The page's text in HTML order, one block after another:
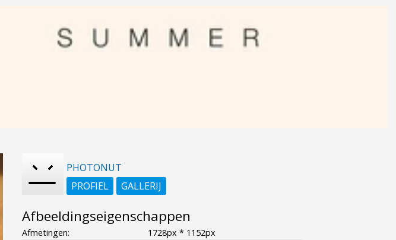
PHOTONUT
PROFIEL
GALLERIJ
Afbeeldingseigenschappen
Afmetingen:
1728px * 1152px